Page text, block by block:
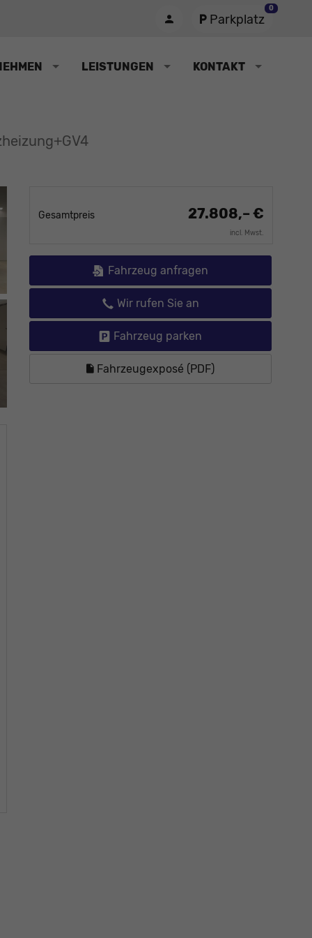
Parkplatz
0
LEISTUNGEN KONTAKT
Gesamtpreis 27.808,– €
incl. Mwst.
Fahrzeug anfragen
Wir rufen Sie an
Fahrzeug parken
Fahrzeugexposé (PDF)